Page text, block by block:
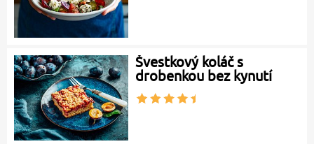
Švestkový koláč s
drobenkou bez kynutí